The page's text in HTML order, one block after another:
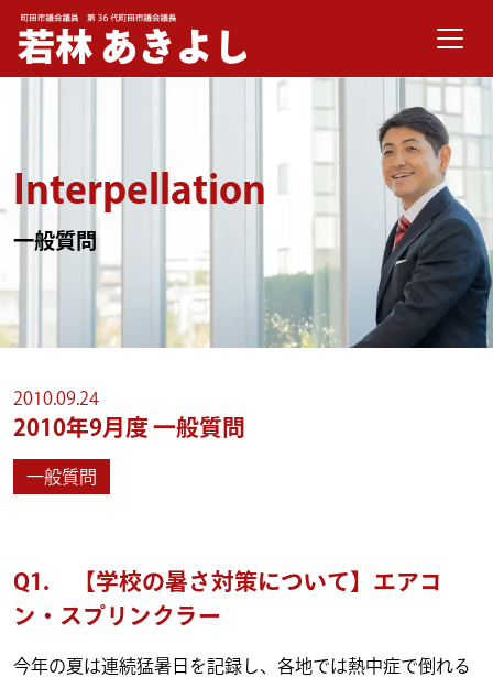
メインナビゲーション
Interpellation
一般質問
2010.09.24
2010年9月度 一般質問
一般質問
Q1. 【学校の暑さ対策について】エアコ
ン・スプリンクラー
今年の夏は連続猛暑日を記録し、各地では熱中症で倒れる